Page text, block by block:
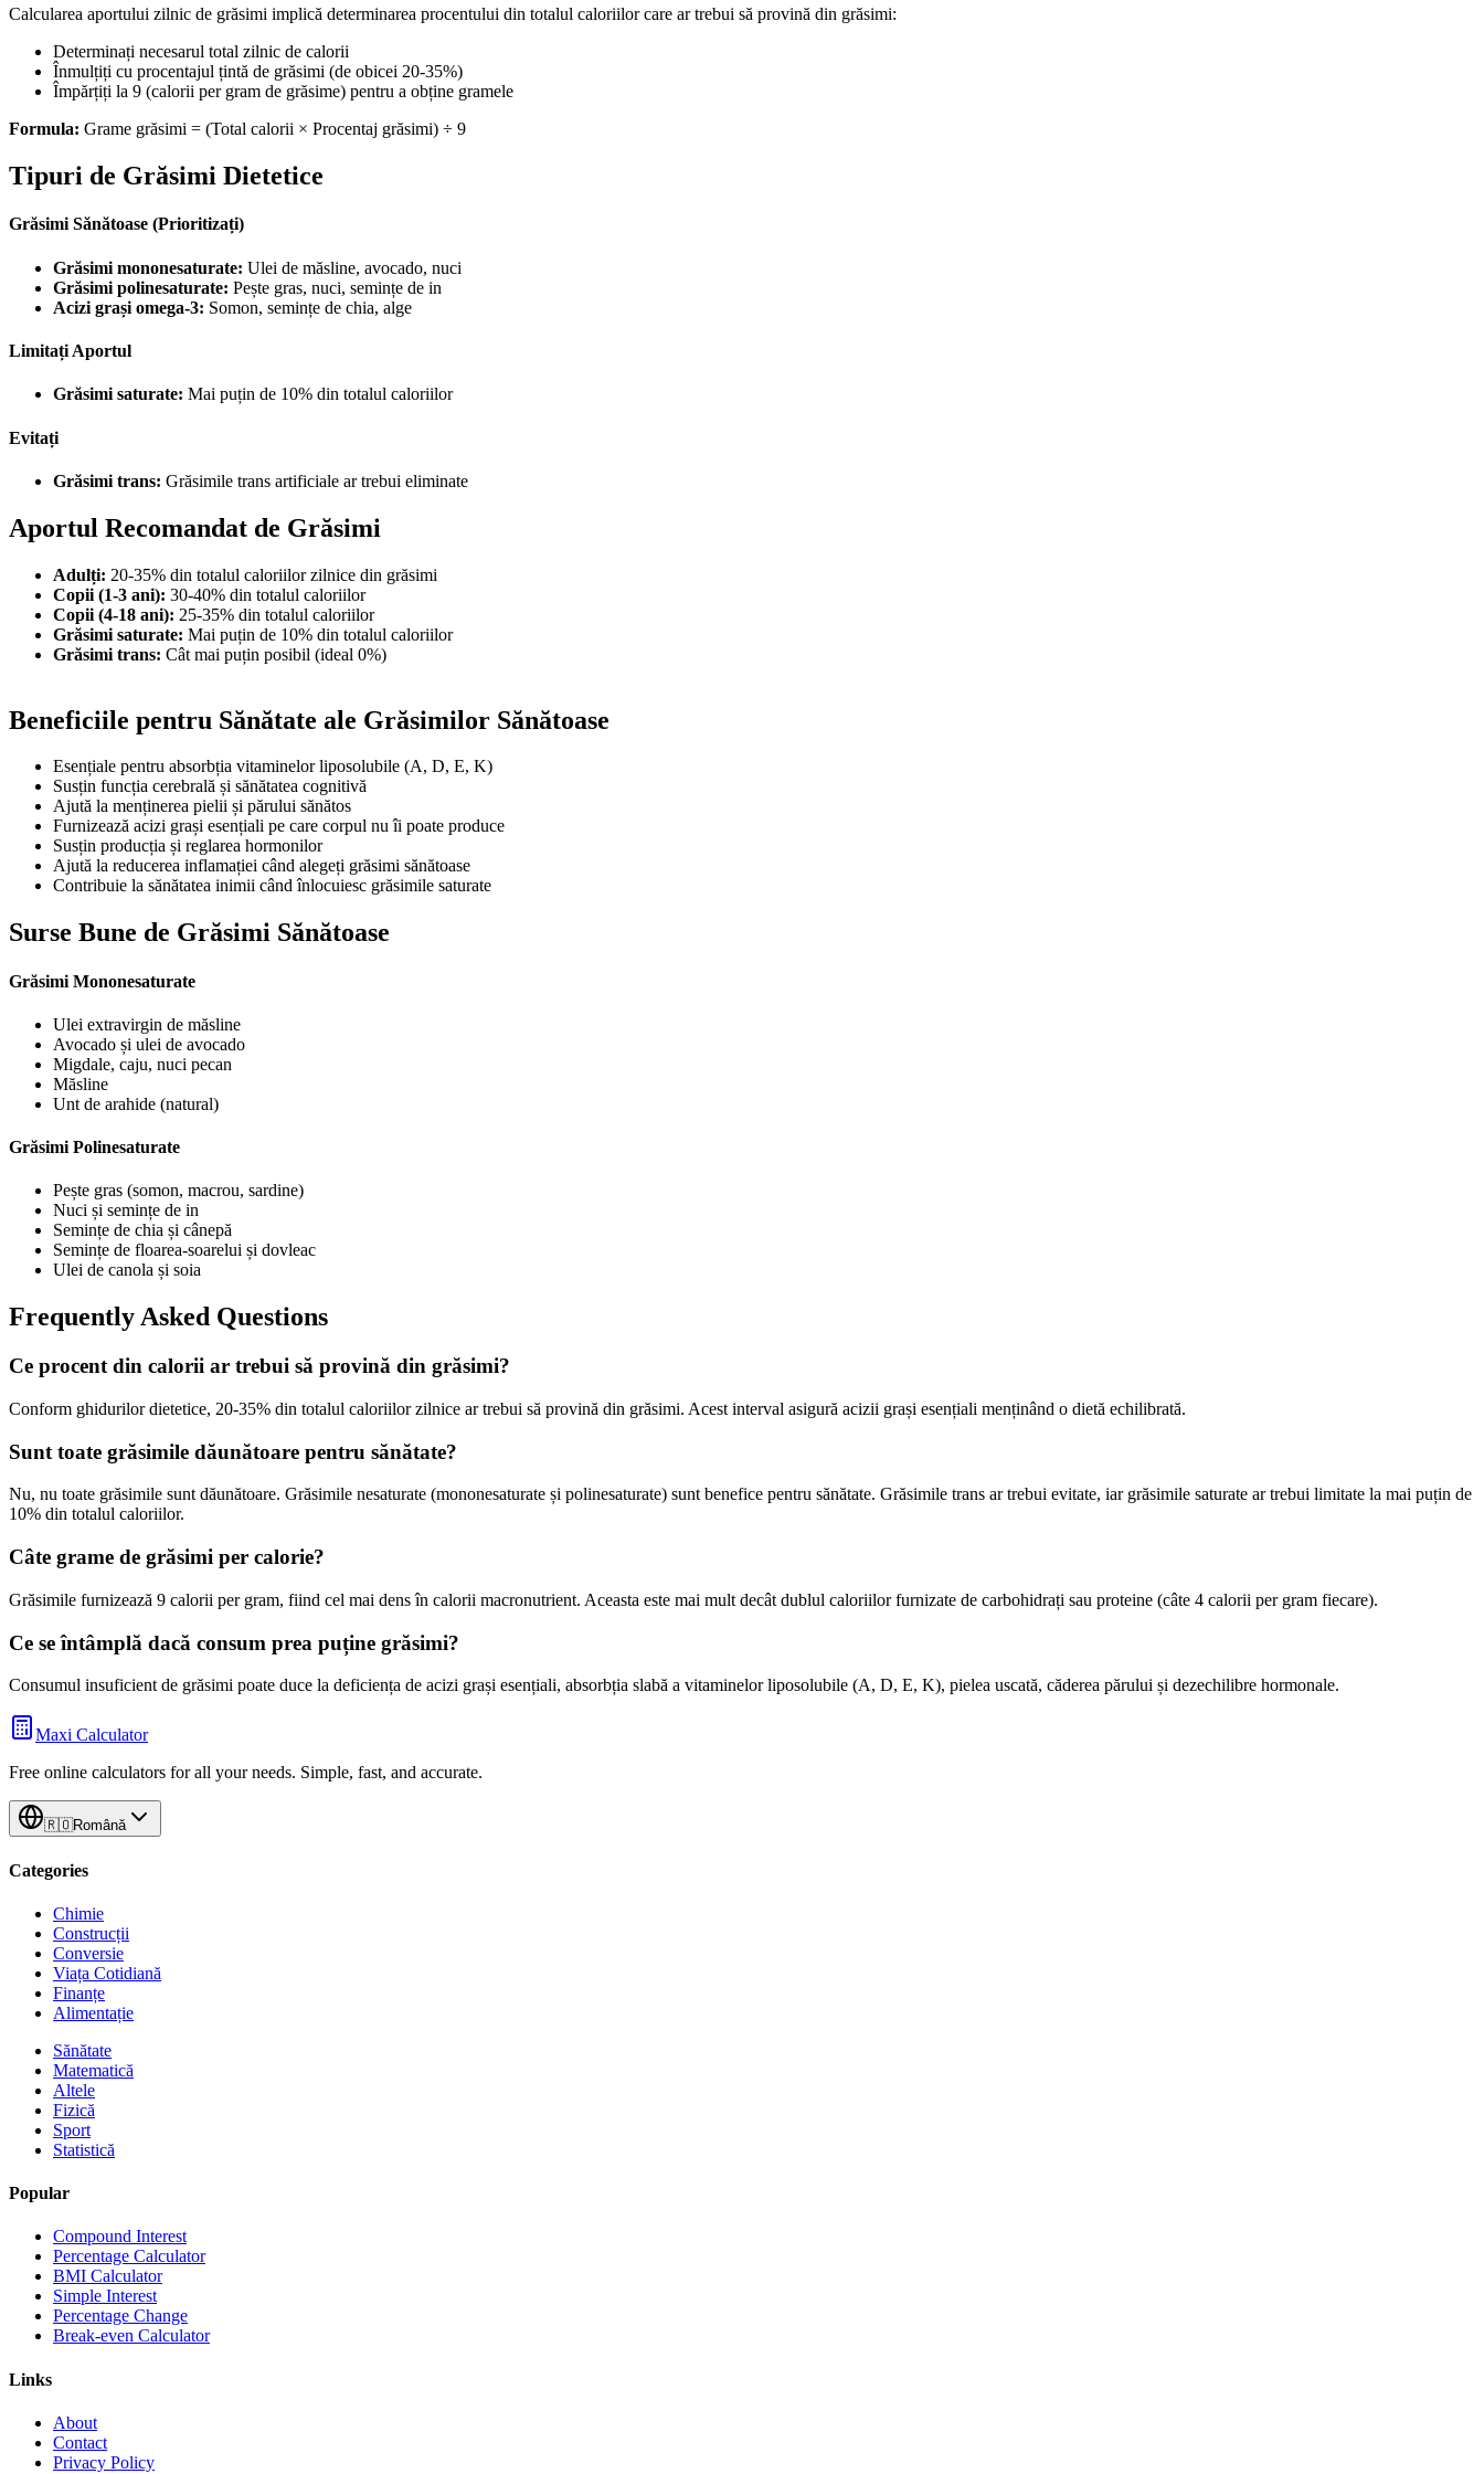
Calcularea aportului zilnic de grăsimi implică determinarea procentului din totalul caloriilor care ar trebui să provină din grăsimi:
Determinați necesarul total zilnic de calorii
Înmulțiți cu procentajul țintă de grăsimi (de obicei 20-35%)
Împărțiți la 9 (calorii per gram de grăsime) pentru a obține gramele
Formula: Grame grăsimi = (Total calorii × Procentaj grăsimi) ÷ 9
Tipuri de Grăsimi Dietetice
Grăsimi Sănătoase (Prioritizați)
Grăsimi mononesaturate: Ulei de măsline, avocado, nuci
Grăsimi polinesaturate: Pește gras, nuci, semințe de in
Acizi grași omega-3: Somon, semințe de chia, alge
Limitați Aportul
Grăsimi saturate: Mai puțin de 10% din totalul caloriilor
Evitați
Grăsimi trans: Grăsimile trans artificiale ar trebui eliminate
Aportul Recomandat de Grăsimi
Adulți: 20-35% din totalul caloriilor zilnice din grăsimi
Copii (1-3 ani): 30-40% din totalul caloriilor
Copii (4-18 ani): 25-35% din totalul caloriilor
Grăsimi saturate: Mai puțin de 10% din totalul caloriilor
Grăsimi trans: Cât mai puțin posibil (ideal 0%)
Beneficiile pentru Sănătate ale Grăsimilor Sănătoase
Esențiale pentru absorbția vitaminelor liposolubile (A, D, E, K)
Susțin funcția cerebrală și sănătatea cognitivă
Ajută la menținerea pielii și părului sănătos
Furnizează acizi grași esențiali pe care corpul nu îi poate produce
Susțin producția și reglarea hormonilor
Ajută la reducerea inflamației când alegeți grăsimi sănătoase
Contribuie la sănătatea inimii când înlocuiesc grăsimile saturate
Surse Bune de Grăsimi Sănătoase
Grăsimi Mononesaturate
Ulei extravirgin de măsline
Avocado și ulei de avocado
Migdale, caju, nuci pecan
Măsline
Unt de arahide (natural)
Grăsimi Polinesaturate
Pește gras (somon, macrou, sardine)
Nuci și semințe de in
Semințe de chia și cânepă
Semințe de floarea-soarelui și dovleac
Ulei de canola și soia
Frequently Asked Questions
Ce procent din calorii ar trebui să provină din grăsimi?
Conform ghidurilor dietetice, 20-35% din totalul caloriilor zilnice ar trebui să provină din grăsimi. Acest interval asigură acizii grași esențiali menținând o dietă echilibrată.
Sunt toate grăsimile dăunătoare pentru sănătate?
Nu, nu toate grăsimile sunt dăunătoare. Grăsimile nesaturate (mononesaturate și polinesaturate) sunt benefice pentru sănătate. Grăsimile trans ar trebui evitate, iar grăsimile saturate ar trebui limitate la mai puțin de
10% din totalul caloriilor.
Câte grame de grăsimi per calorie?
Grăsimile furnizează 9 calorii per gram, fiind cel mai dens în calorii macronutrient. Aceasta este mai mult decât dublul caloriilor furnizate de carbohidrați sau proteine (câte 4 calorii per gram fiecare).
Ce se întâmplă dacă consum prea puține grăsimi?
Consumul insuficient de grăsimi poate duce la deficiența de acizi grași esențiali, absorbția slabă a vitaminelor liposolubile (A, D, E, K), pielea uscată, căderea părului și dezechilibre hormonale.
Maxi Calculator
Free online calculators for all your needs. Simple, fast, and accurate.
🇷🇴Română
Categories
Chimie
Construcții
Conversie
Viața Cotidiană
Finanțe
Alimentație
Sănătate
Matematică
Altele
Fizică
Sport
Statistică
Popular
Compound Interest
Percentage Calculator
BMI Calculator
Simple Interest
Percentage Change
Break-even Calculator
Links
About
Contact
Privacy Policy